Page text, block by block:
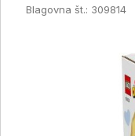
Blagovna št.: 309814